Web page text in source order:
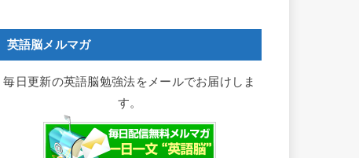
英語脳メルマガ
毎日更新の英語脳勉強法をメールでお届けしま
す。